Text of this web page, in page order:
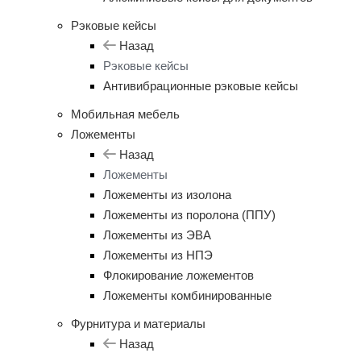
Рэковые кейсы
Назад
Рэковые кейсы
Антивибрационные рэковые кейсы
Мобильная мебель
Ложементы
Назад
Ложементы
Ложементы из изолона
Ложементы из поролона (ППУ)
Ложементы из ЭВА
Ложементы из НПЭ
Флокирование ложементов
Ложементы комбинированные
Фурнитура и материалы
Назад